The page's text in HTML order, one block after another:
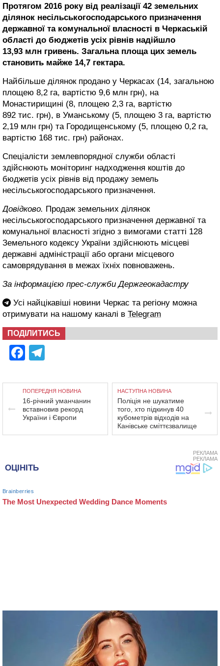
Протягом 2016 року від реалізації 42 земельних
ділянок несільськогосподарського призначення
державної та комунальної власності в Черкаській
області до бюджетів усіх рівнів надійшло
13,93 млн гривень. Загальна площа цих земель
становить майже 14,7 гектара.
Найбільше ділянок продано у Черкасах (14, загальною
площею 8,2 га, вартістю 9,6 млн грн), на
Монастирищині (8, площею 2,3 га, вартістю
892 тис. грн), в Уманському (5, площею 3 га, вартістю
2,19 млн грн) та Городищенському (5, площею 0,2 га,
вартістю 168 тис. грн) районах.
Спеціалісти землевпорядної служби області
здійснюють моніторинг надходження коштів до
бюджетів усіх рівнів від продажу земель
несільськогосподарського призначення.
Довідково. Продаж земельних ділянок
несільськогосподарського призначення державної та
комунальної власності згідно з вимогами статті 128
Земельного кодексу України здійснюють місцеві
державні адміністрації або органи місцевого
самоврядування в межах їхніх повноважень.
За інформацією прес-служби Держгеокадастру
Усі найцікавіші новини Черкас та регіону можна
отримувати на нашому каналі в Telegram
ПОДІЛИТИСЬ
Facebook
ПОПЕРЕДНЯ НОВИНА
16-річний уманчанин
вставновив рекорд
України і Європи
НАСТУПНА НОВИНА
Поліція не шукатиме
того, хто підкинув 40
кубометрів відходів на
Канівське сміттєзвалище
РЕКЛАМА
РЕКЛАМА